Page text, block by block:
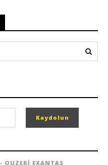
OUZERI EXANTAS